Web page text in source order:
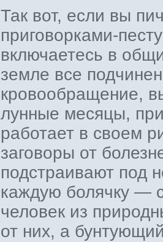
Так вот, если вы
приговорками-
включаетесь в
земле все
кровообращение,
лунные месяцы,
работает в своем
заговоры от
подстраивают под
каждую болячку —
человек из
от них, а